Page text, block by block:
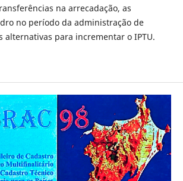
na arrecadação, as
no período da administração de
alternativas para incrementar o IPTU.